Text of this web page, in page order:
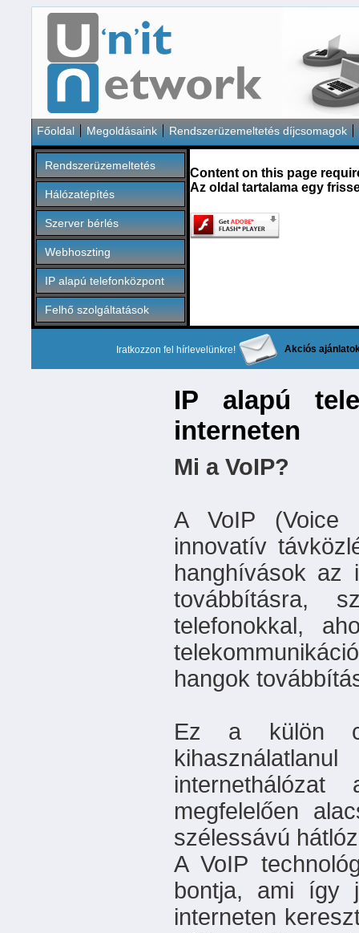
Főoldal Megoldásaink Rendszerüzemeltetés díjcsomagok
Rendszerüzemeltetés
Hálózatépítés
Szerver bérlés
Webhoszting
IP alapú telefonközpont
Felhő szolgáltatások
Content on this page
Az oldal tartalama egy
Iratkozzon fel hírlevelünkre! Akciós
IP alapú
interneten
Mi a VoIP?
A VoIP (Voice
innovatív
hanghívások az
továbbításra,
telefonokkal,
hangok
Ez a külön
megfelelően
szélessávú
A VoIP
bontja, ami így
interneten